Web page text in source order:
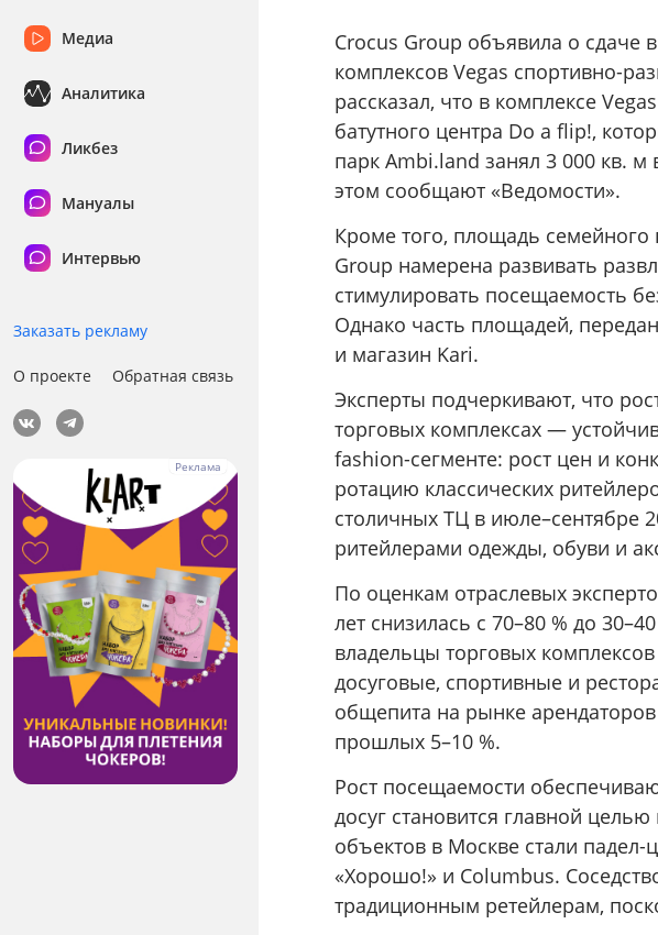
Медиа
Аналитика
Ликбез
Мануалы
Интервью
Заказать рекламу
О проекте Обратная связь
Crocus Group объявила о сдаче
комплексов Vegas спортивно-
рассказал, что в комплексе
батутного центра Do a flip!,
парк Ambi.land занял 3 000 кв.
этом сообщают «Ведомости».
Кроме того, площадь семейного
Group намерена развивать
стимулировать посещаемость
Однако часть площадей,
и магазин Kari.
Эксперты подчеркивают, что
торговых комплексах —
fashion-сегменте: рост цен и
ротацию классических
столичных ТЦ в июле–сентябре
ритейлерами одежды, обуви и
По оценкам отраслевых
лет снизилась с 70–80 % до
владельцы торговых
досуговые, спортивные и
общепита на рынке
прошлых 5–10 %.
Рост посещаемости
досуг становится главной
объектов в Москве стали
«Хорошо!» и Columbus.
традиционным ретейлерам,